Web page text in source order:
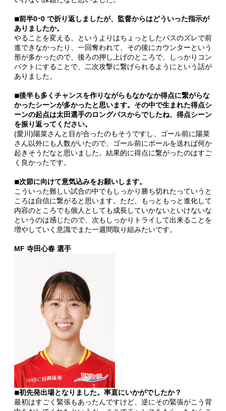
◾︎前半0ｰ0 で折り返しましたが、監督からはどういった指示が
ありましたか。
やることを変える、というよりはちょっとしたパスのズレで前
進できなかったり、一回奪われて、その後にカウンターという
形が多かったので、後ろの押し上げのところで、しっかりコン
パクトにすることで、二次攻撃に繋げられるようにという話が
ありました。
◾︎後半も多くチャンスを作りながらもなかなか得点に繋がらな
かったシーンが多かったと思います。その中で生まれた得点シ
ーンの起点は太田選手のロングパスからでしたね、得点シーン
を振り返ってください。
(愛川)陽菜さんと目が合ったのもそうですし、ゴール前に陽菜
さん以外にも人数がいたので、ゴール前にボールを送れば何か
起きそうだなと思いました。結果的に得点に繋がったのはすご
く良かったです。
◾︎次節に向けて意気込みをお願いします。
こういった難しい試合の中でもしっかり勝ち切れたっていうと
ころは自信に繋がると思います。ただ、もっともっと進化して
内容のところでも個人としても成長していかないといけないな
というのは感じたので、次もしっかりトライして出来ることを
増やしていく意識でまた一週間取り組みたいです。
MF 寺田心春 選手
◾︎初先発出場となりました。率直にいかがでしたか？
最初はすごく緊張もあったんですけど、逆にその緊張がこう背